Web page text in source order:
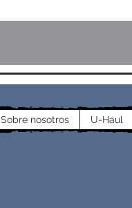
Sobre nosotros U-Haul